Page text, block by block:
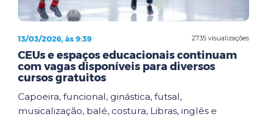
2735 visualizações
13/03/2026, às 9:39
CEUs e espaços educacionais continuam
com vagas disponíveis para diversos
cursos gratuitos
Capoeira, funcional, ginástica, futsal,
musicalização, balé, costura, Libras, inglês e